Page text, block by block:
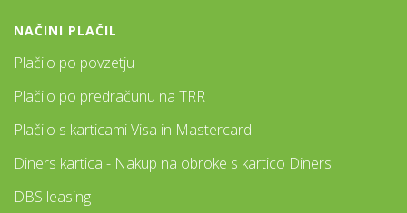
NAČINI PLAČIL
Plačilo po povzetju
Plačilo po predračunu na TRR
Plačilo s karticami Visa in Mastercard.
Diners kartica - Nakup na obroke s kartico Diners
DBS leasing